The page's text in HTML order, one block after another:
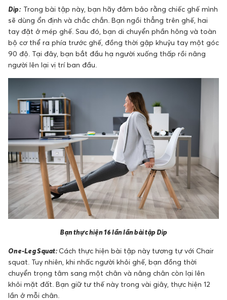
Dip: Trong bài tập này, bạn hãy đảm bảo rằng chiếc ghế mình
sẽ dùng ổn định và chắc chắn. Bạn ngồi thẳng trên ghế, hai
tay đặt ở mép ghế. Sau đó, bạn di chuyển phần hông và toàn
bộ cơ thể ra phía trước ghế, đồng thời gập khuỷu tay một góc
90 độ. Tại đây, bạn bắt đầu hạ người xuống thấp rồi nâng
người lên lại vị trí ban đầu.
Bạn thực hiện 16 lần lần bài tập Dip
One-Leg Squat: Cách thực hiện bài tập này tương tự với Chair
squat. Tuy nhiên, khi nhấc người khỏi ghế, bạn đồng thời
chuyển trọng tâm sang một chân và nâng chân còn lại lên
khỏi mặt đất. Bạn giữ tư thế này trong vài giây, thực hiện 12
lần ở mỗi chân.